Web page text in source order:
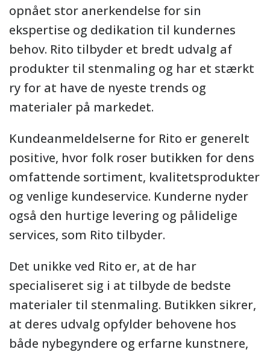
opnået stor anerkendelse for sin
ekspertise og dedikation til kundernes
behov. Rito tilbyder et bredt udvalg af
produkter til stenmaling og har et stærkt
ry for at have de nyeste trends og
materialer på markedet.
Kundeanmeldelserne for Rito er generelt
positive, hvor folk roser butikken for dens
omfattende sortiment, kvalitetsprodukter
og venlige kundeservice. Kunderne nyder
også den hurtige levering og pålidelige
services, som Rito tilbyder.
Det unikke ved Rito er, at de har
specialiseret sig i at tilbyde de bedste
materialer til stenmaling. Butikken sikrer,
at deres udvalg opfylder behovene hos
både nybegyndere og erfarne kunstnere,